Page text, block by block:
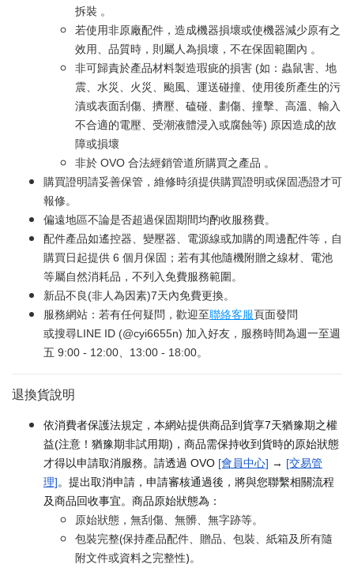
拆裝 。
若使用非原廠配件，造成機器損壞或使機器減少原有之
效用、品質時，則屬人為損壞，不在保固範圍內 。
非可歸責於產品材料製造瑕疵的損害 (如：蟲鼠害、地
震、水災、火災、颱風、運送碰撞、使用後所產生的污
漬或表面刮傷、擠壓、磕碰、劃傷、撞擊、高溫、輸入
不合適的電壓、受潮液體浸入或腐蝕等) 原因造成的故
障或損壞
非於 OVO 合法經銷管道所購買之產品 。
購買證明請妥善保管，維修時須提供購買證明或保固憑證才可
報修。
偏遠地區不論是否超過保固期間均酌收服務費。
配件產品如遙控器、變壓器、電源線或加購的周邊配件等，自
購買日起提供 6 個月保固；若有其他隨機附贈之線材、電池
等屬自然消耗品，不列入免費服務範圍。
新品不良(非人為因素)7天內免費更換。
服務網站：若有任何疑問，歡迎至聯絡客服頁面發問
或搜尋LINE ID (@cyi6655n) 加入好友，服務時間為週一至週
五 9:00 - 12:00、13:00 - 18:00。
退換貨說明
依消費者保護法規定，本網站提供商品到貨享7天猶豫期之權
益(注意！猶豫期非試用期)，商品需保持收到貨時的原始狀態
才得以申請取消服務。請透過 OVO [會員中心] → [交易管
理]。提出取消申請，申請審核通過後，將與您聯繫相關流程
及商品回收事宜。商品原始狀態為：
原始狀態，無刮傷、無髒、無字跡等。
包裝完整(保持產品配件、贈品、包裝、紙箱及所有隨
附文件或資料之完整性)。